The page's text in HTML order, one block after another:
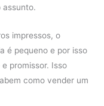
assunto.
impressos, o
é pequeno e por isso
promissor. Isso
como vender um